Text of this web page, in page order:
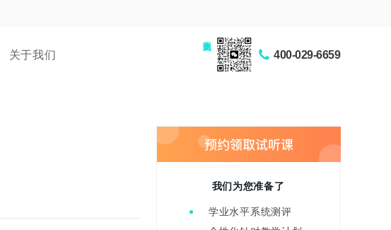
关于我们 400-029-6659
我们为您准备了
学业水平系统测评